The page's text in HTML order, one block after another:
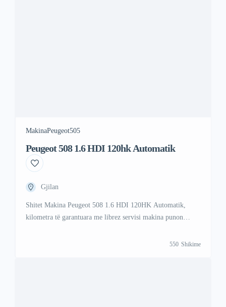
MakinaPeugeot505
Peugeot 508 1.6 HDI 120hk Automatik
Gjilan
Shitet Makina Peugeot 508 1.6 HDI 120HK Automatik,
kilometra të garantuara me librez servisi makina punon
makina e ka edhe kaishin e motorrit te ndrume qitashe per
550 Shikime